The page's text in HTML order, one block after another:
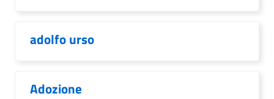
adolfo urso
Adozione